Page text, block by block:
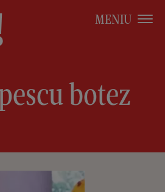
MENIU
botez